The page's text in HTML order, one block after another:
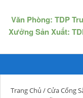
Văn Phòng: TDP
Xưởng Sản Xuất:
Trang Chủ /Cửa Cổng